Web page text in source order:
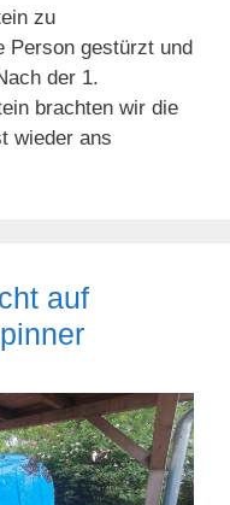
zu
Person gestürzt und
der 1.
brachten wir die
wieder ans
auf